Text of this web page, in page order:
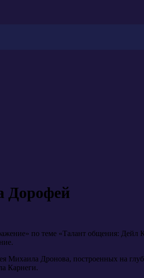
Дорофей
по теме «Талант общения:
Михаила Дронова, построенных на
Карнеги.